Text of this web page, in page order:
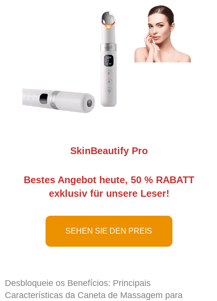
SkinBeautify Pro
Bestes Angebot heute, 50 % RABATT
exklusiv für unsere Leser!
SEHEN SIE DEN PREIS
Desbloqueie os Benefícios: Principais
Características da Caneta de Massagem para